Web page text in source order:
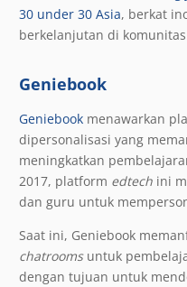
30 under 30 Asia, berkat
berkelanjutan di komunitas
Geniebook
Geniebook menawarkan
dipersonalisasi yang
meningkatkan
2017, platform edtech ini
dan guru untuk
Saat ini, Geniebook
chatroomsuntuk
dengan tujuan untuk